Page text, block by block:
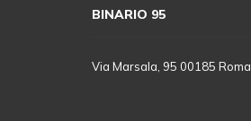
BINARIO 95
Via Marsala, 95 00185 Roma